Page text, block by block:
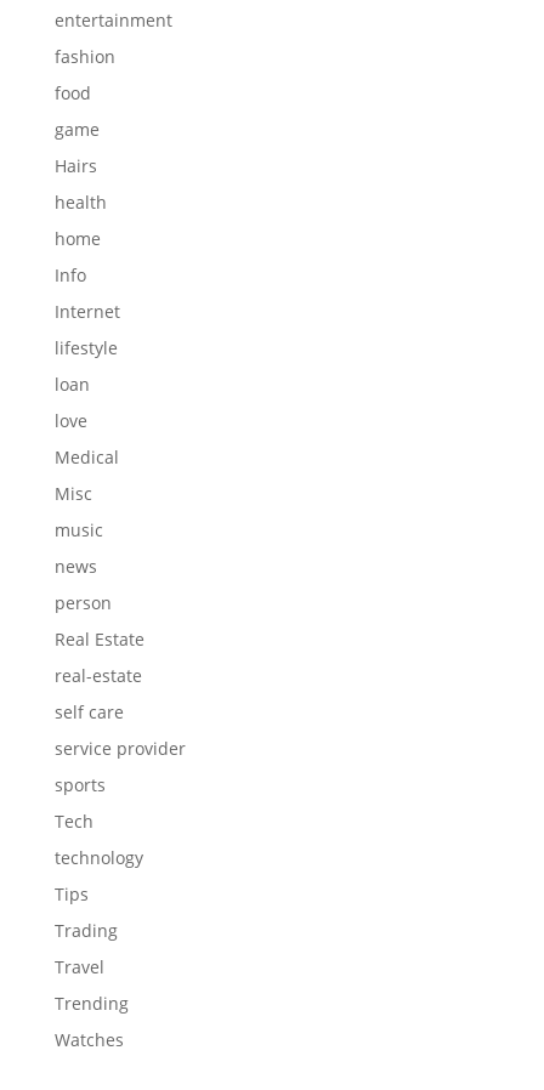
entertainment
fashion
food
game
Hairs
health
home
Info
Internet
lifestyle
loan
love
Medical
Misc
music
news
person
Real Estate
real-estate
self care
service provider
sports
Tech
technology
Tips
Trading
Travel
Trending
Watches